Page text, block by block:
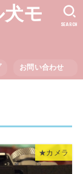
モ
お問い合わせ
SEARCH
★カメラ